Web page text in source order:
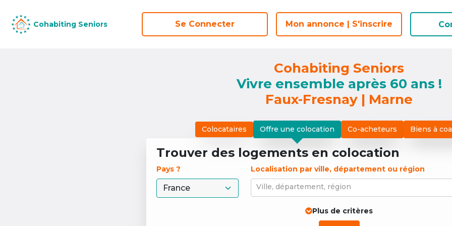
Cohabiting Seniors Se Connecter Mon annonce | S'inscrire
Cohabiting Seniors Se Connecter Mon annonce | S'inscrire
Cohabiting Seniors
Vivre ensemble après 60 ans !
Faux-Fresnay | Marne
Colocataires Offre une colocation Co-acheteurs Biens à
Trouver des logements en colocation
Pays ?
Localisation par ville, département ou région
Ville, département, région
Plus de critères